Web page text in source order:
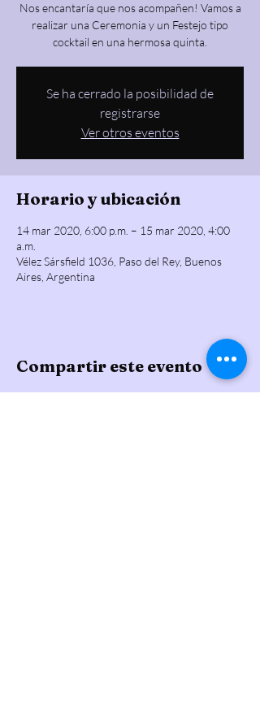
Nos encantaría que nos acompañen! Vamos a
realizar una Ceremonia y un Festejo tipo
Se ha cerrado la posibilidad de
registrarse
Ver otros eventos
Horario y ubicación
14 mar 2020, 6:00 p.m. – 15 mar 2020, 4:00
a.m.
Vélez Sársfield 1036, Paso del Rey, Buenos
Aires, Argentina
Compartir este evento